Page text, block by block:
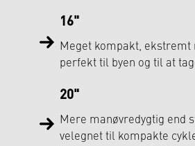
16"
Meget kompakt, ekstremt
perfekt til byen og til at
20"
Mere manøvredygtig end
velegnet til kompakte